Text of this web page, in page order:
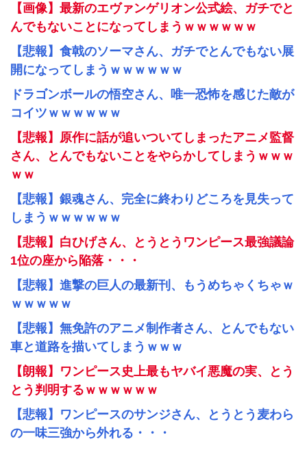
【画像】最新のエヴァンゲリオン公式絵、ガチでと
んでもないことになってしまうｗｗｗｗｗｗ
【悲報】食戟のソーマさん、ガチでとんでもない展
開になってしまうｗｗｗｗｗｗ
ドラゴンボールの悟空さん、唯一恐怖を感じた敵が
コイツｗｗｗｗｗｗ
【悲報】原作に話が追いついてしまったアニメ監督
さん、とんでもないことをやらかしてしまうｗｗｗ
ｗｗ
【悲報】銀魂さん、完全に終わりどころを見失って
しまうｗｗｗｗｗｗ
【悲報】白ひげさん、とうとうワンピース最強議論
1位の座から陥落・・・
【悲報】進撃の巨人の最新刊、もうめちゃくちゃｗ
ｗｗｗｗｗ
【悲報】無免許のアニメ制作者さん、とんでもない
車と道路を描いてしまうｗｗｗ
【朗報】ワンピース史上最もヤバイ悪魔の実、とう
とう判明するｗｗｗｗｗｗ
【悲報】ワンピースのサンジさん、とうとう麦わら
の一味三強から外れる・・・